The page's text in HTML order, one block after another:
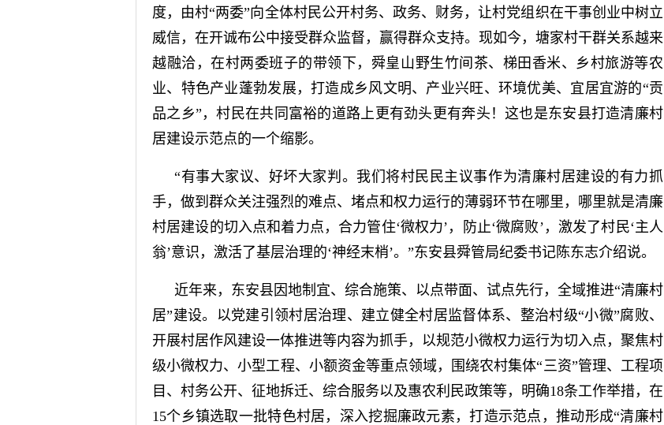
度，由村“两委”向全体村民公开村务、政务、财务，让村党组织在干事创业中树立
威信，在开诚布公中接受群众监督，赢得群众支持。现如今，塘家村干群关系越来
越融洽，在村两委班子的带领下，舜皇山野生竹间茶、梯田香米、乡村旅游等农
业、特色产业蓬勃发展，打造成乡风文明、产业兴旺、环境优美、宜居宜游的“贡
品之乡”，村民在共同富裕的道路上更有劲头更有奔头！这也是东安县打造清廉村
居建设示范点的一个缩影。
“有事大家议、好坏大家判。我们将村民民主议事作为清廉村居建设的有力抓
手，做到群众关注强烈的难点、堵点和权力运行的薄弱环节在哪里，哪里就是清廉
村居建设的切入点和着力点，合力管住‘微权力’，防止‘微腐败’，激发了村民‘主人
翁’意识，激活了基层治理的‘神经末梢’。”东安县舜管局纪委书记陈东志介绍说。
近年来，东安县因地制宜、综合施策、以点带面、试点先行，全域推进“清廉村
居”建设。以党建引领村居治理、建立健全村居监督体系、整治村级“小微”腐败、
开展村居作风建设一体推进等内容为抓手，以规范小微权力运行为切入点，聚焦村
级小微权力、小型工程、小额资金等重点领域，围绕农村集体“三资”管理、工程项
目、村务公开、征地拆迁、综合服务以及惠农利民政策等，明确18条工作举措，在
15个乡镇选取一批特色村居，深入挖掘廉政元素，打造示范点，推动形成“清廉村